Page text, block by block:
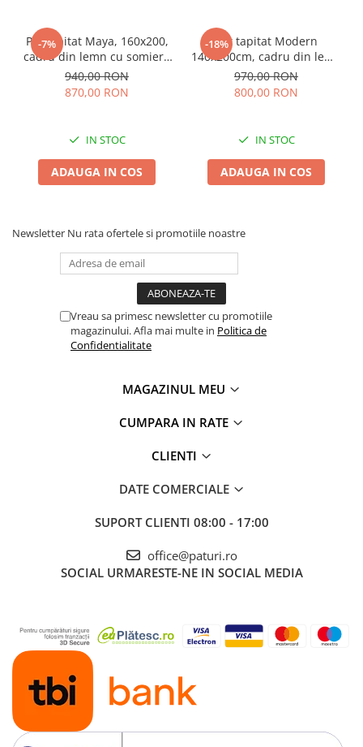
-7%
Pat tapitat Maya, 160x200,
cadru din lemn cu somiera
fixa, culoare Bej
940,00 RON
870,00 RON
IN STOC
ADAUGA IN COS
-18%Pat tapitat Modern
140x200cm, cadru din lemn
cu somiera fixa, culoare Gri
970,00 RON
800,00 RON
IN STOC
ADAUGA IN COS
Newsletter Nu rata ofertele si promotiile noastre
Vreau sa primesc newsletter cu promotiile
magazinului. Afla mai multe in Politica de
Confidentialitate
MAGAZINUL MEU
CUMPARA IN RATE
CLIENTI
DATE COMERCIALE
SUPORT CLIENTI 08:00 - 17:00
office@paturi.ro
SOCIAL URMARESTE-NE IN SOCIAL MEDIA